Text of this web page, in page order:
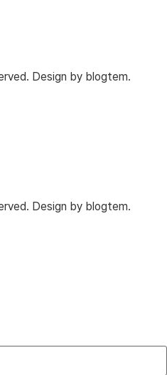
Design by blogtem.
Design by blogtem.